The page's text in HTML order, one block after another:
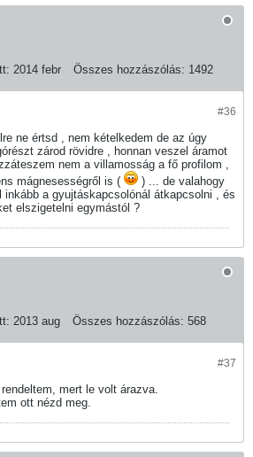
2014 febr Összes hozzászólás: 1492
#36
ne értsd , nem kételkedem de az úgy
zárod rövidre , honnan veszel áramot
nem a villamosság a fő profilom ,
mágnesességről is (
) ... de valahogy
a gyujtáskapcsolónál átkapcsolni , és
elszigetelni egymástól ?
2013 aug Összes hozzászólás: 568
#37
mert le volt árazva.
ott nézd meg.